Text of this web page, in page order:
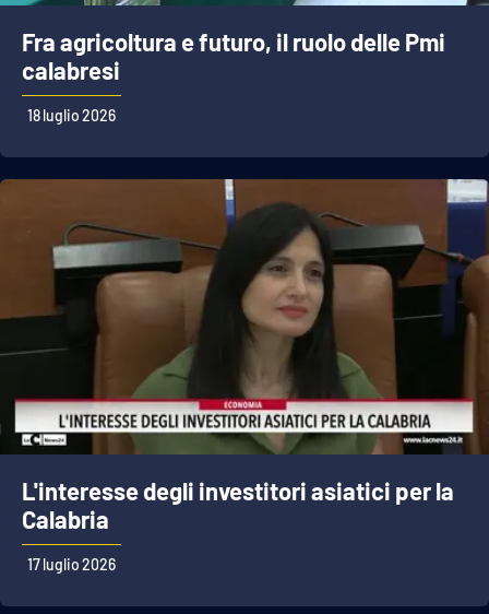
Fra agricoltura e futuro, il ruolo delle Pmi
calabresi
18 luglio 2026
L'interesse degli investitori asiatici per la
Calabria
17 luglio 2026